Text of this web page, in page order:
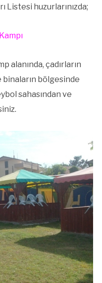
Listesi huzurlarınızda;
alanında, çadırların
binaların bölgesinde
sahasından ve